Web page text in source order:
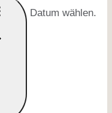
Datum wählen.